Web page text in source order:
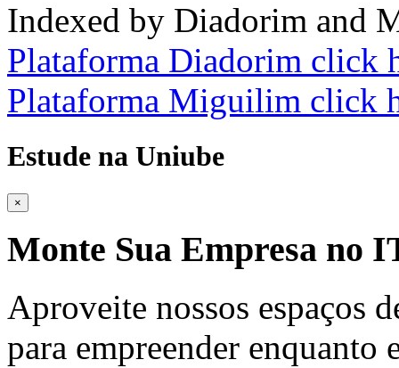
Indexed by Diadorim and
Plataforma Diadorim click
Plataforma Miguilim click
Estude na Uniube
×
Monte Sua Empresa no
Aproveite nossos espaços
para empreender enquanto